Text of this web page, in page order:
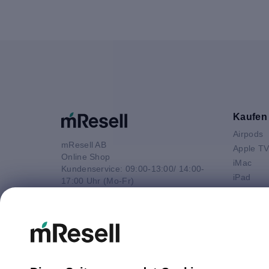
mResell AB
Online Shop
Kundenservice: 09:00-13:00/ 14:00-
17:00 Uhr (Mo-Fr)
info@mresell.de
Kaufen
Airpods
Apple TV
iMac
iPad